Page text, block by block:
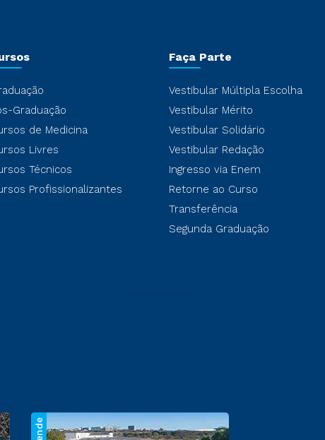
Graduação
de Medicina
Livres
Técnicos
Profissionalizantes
Faça Parte
Vestibular Múltipla Escolha
Vestibular Mérito
Vestibular Solidário
Vestibular Redação
Ingresso via Enem
Retorne ao Curso
Transferência
Segunda Graduação